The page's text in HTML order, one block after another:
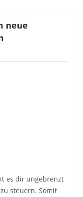
neue
es dir ungebrenzt
steuern. Somit